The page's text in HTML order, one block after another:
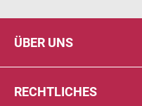
ÜBER UNS
RECHTLICHES